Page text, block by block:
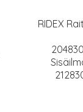
RIDEX